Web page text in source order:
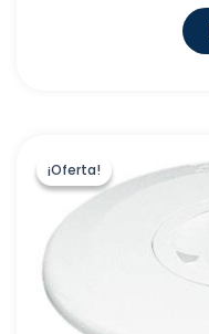
¡Oferta!
¡Oferta!